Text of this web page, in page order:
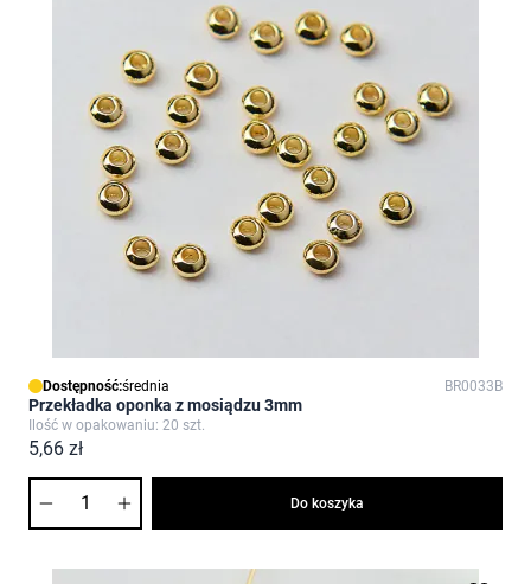
Dostępność:średnia BR0033B
Przekładka oponka z mosiądzu 3mm
Ilość w opakowaniu: 20 szt.
5,66 zł
Do koszyka